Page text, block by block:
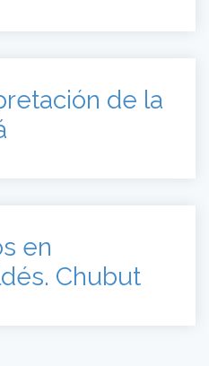
de la
en
Chubut